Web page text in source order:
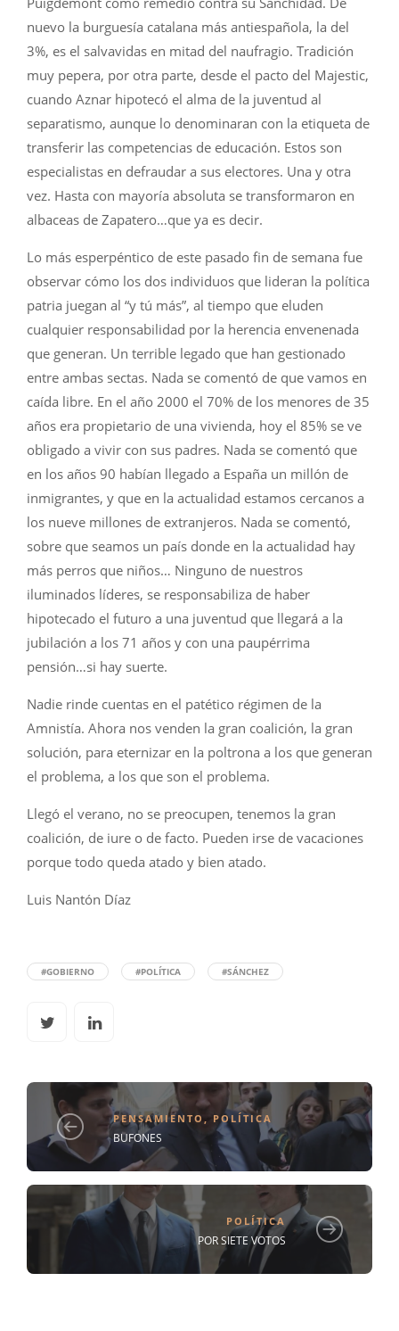
nuevo la burguesía catalana más antiespañola, la del
3%, es el salvavidas en mitad del naufragio. Tradición
muy pepera, por otra parte, desde el pacto del Majestic,
cuando Aznar hipotecó el alma de la juventud al
separatismo, aunque lo denominaran con la etiqueta de
transferir las competencias de educación. Estos son
especialistas en defraudar a sus electores. Una y otra
vez. Hasta con mayoría absoluta se transformaron en
albaceas de Zapatero…que ya es decir.
Lo más esperpéntico de este pasado fin de semana fue
observar cómo los dos individuos que lideran la política
patria juegan al “y tú más”, al tiempo que eluden
cualquier responsabilidad por la herencia envenenada
que generan. Un terrible legado que han gestionado
entre ambas sectas. Nada se comentó de que vamos en
caída libre. En el año 2000 el 70% de los menores de 35
años era propietario de una vivienda, hoy el 85% se ve
obligado a vivir con sus padres. Nada se comentó que
en los años 90 habían llegado a España un millón de
inmigrantes, y que en la actualidad estamos cercanos a
los nueve millones de extranjeros. Nada se comentó,
sobre que seamos un país donde en la actualidad hay
más perros que niños… Ninguno de nuestros
iluminados líderes, se responsabiliza de haber
hipotecado el futuro a una juventud que llegará a la
jubilación a los 71 años y con una paupérrima
pensión…si hay suerte.
Nadie rinde cuentas en el patético régimen de la
Amnistía. Ahora nos venden la gran coalición, la gran
solución, para eternizar en la poltrona a los que generan
el problema, a los que son el problema.
Llegó el verano, no se preocupen, tenemos la gran
coalición, de iure o de facto. Pueden irse de vacaciones
porque todo queda atado y bien atado.
Luis Nantón Díaz
#GOBIERNO #POLÍTICA #SÁNCHEZ
PENSAMIENTO , POLÍTICA
BUFONES
POLÍTICA
POR SIETE VOTOS